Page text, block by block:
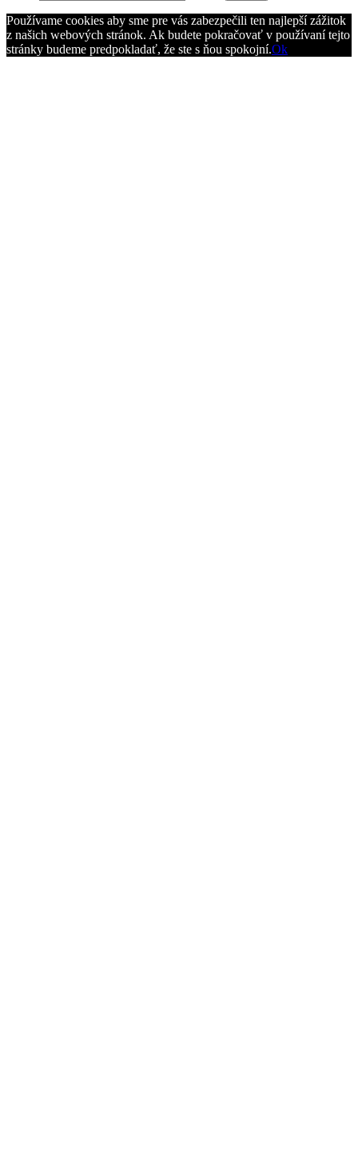
Používame cookies aby sme pre vás zabezpečili ten najlepší zážitok
z našich webových stránok. Ak budete pokračovať v používaní tejto
stránky budeme predpokladať, že ste s ňou spokojní.Ok